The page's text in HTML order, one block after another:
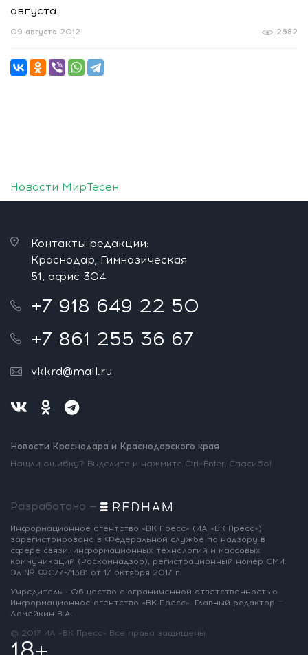
августа.
2682
09 августа 2012
Новости МирТесен
Контакты редакции:
Краснодар, Гимназическая
51, офис 304
+7 918 649 22 50
+7 861 255 36 67
vkkrd@mail.ru
Новости Краснодара и Краснодарского края
Нашли ошибку? Выделите и нажмите Ctrl+Enter. Спасибо!
Разработано —
Информационное агентство «ВК Пресс» (ИА «ВК Пресс»)
зарегистрировано в Федеральной службе по надзору в
сфере связи, информационных технологий и массовых
коммуникаций (Роскомнадзор), регистрационный номер СМИ:
Эл № ФС77-71381 от 17 октября 2017 г.
Учредитель - Общество с ограниченной ответственностью
Информационное агентство «ВК Пресс». Главный редактор —
Ламейкин В.А.
@ 2017 ИА «ВК Пресс» Все права защищены